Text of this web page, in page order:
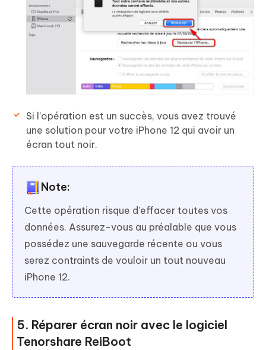
Si l’opération est un succès, vous avez trouvé
une solution pour votre iPhone 12 qui avoir un
écran tout noir.
Note:
Cette opération risque d’effacer toutes vos
données. Assurez-vous au préalable que vous
possédez une sauvegarde récente ou vous
serez contraints de vouloir un tout nouveau
iPhone 12.
5. Réparer écran noir avec le logiciel
Tenorshare ReiBoot